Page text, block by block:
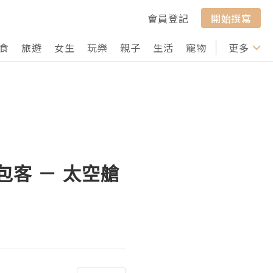
會員登記
開始撰寫
旅遊 女生 玩樂 親子 生活 寵物 行山 打卡
更多
客 － 太空艙